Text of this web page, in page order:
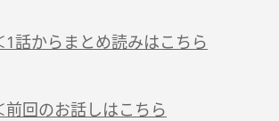
1話からまとめ読みはこちら
前回のお話しはこちら